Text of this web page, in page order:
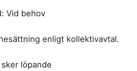
Vid behov
enligt kollektivavtal.
löpande